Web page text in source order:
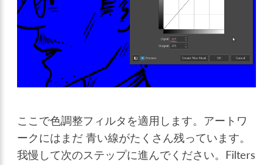
ここで色調整フィルタを適用します。アートワ
ークにはまだ 青い線がたくさん残っています。
我慢して次のステップに進んでください。 Filters